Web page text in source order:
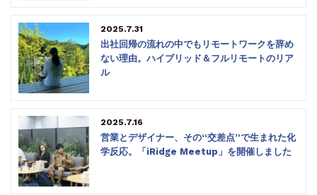
2025.7.31
出社回帰の流れの中でもリモートワークを辞め
ない理由。ハイブリッド＆フルリモートのリア
ル
2025.7.16
営業とデザイナー、その“交差点”で生まれた化
学反応。「iRidge Meetup」を開催しました